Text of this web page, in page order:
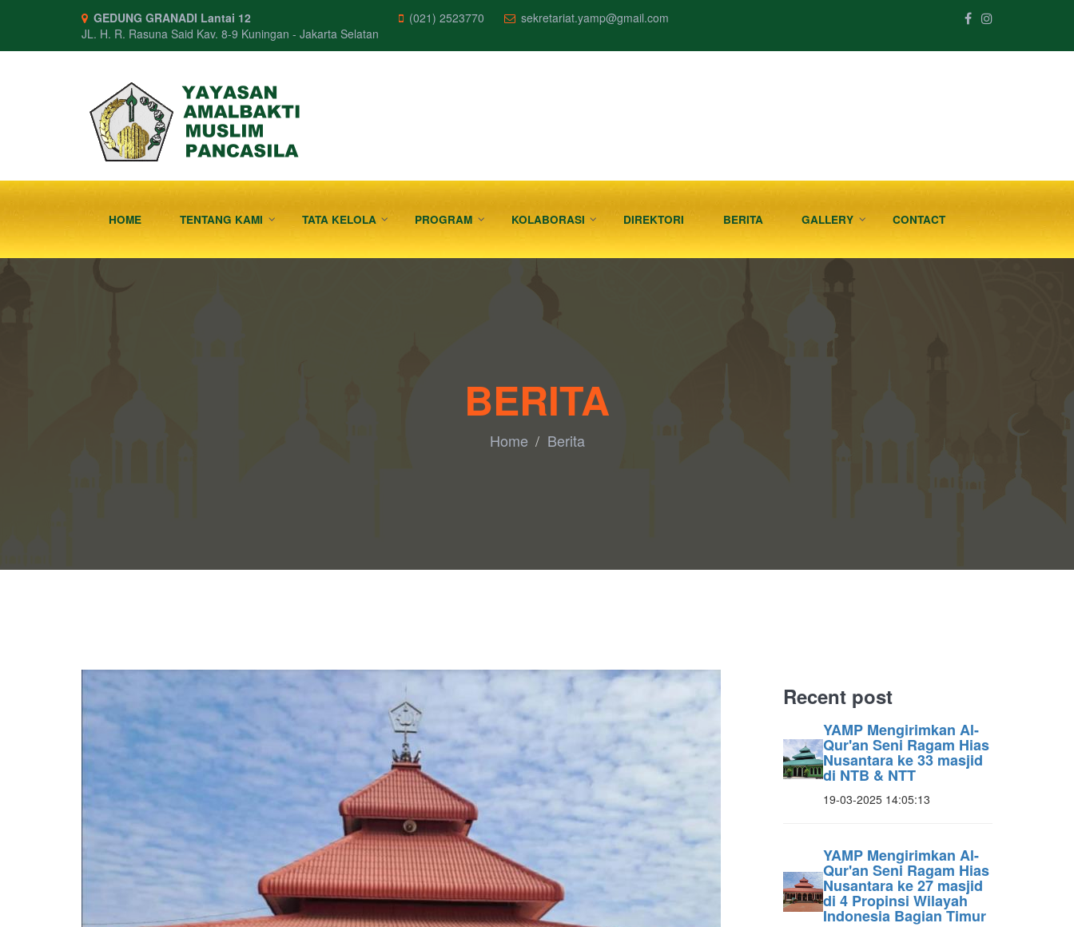
GEDUNG GRANADI Lantai 12
JL. H. R. Rasuna Said Kav. 8-9 Kuningan - Jakarta Selatan
(021) 2523770 sekretariat.yamp@gmail.com
HOME TENTANG KAMI TATA KELOLA PROGRAM KOLABORASI DIREKTORI BERITA GALLERY CONTACT
BERITA
Home Berita
Recent post
YAMP Mengirimkan Al-
Qur'an Seni Ragam Hias
Nusantara ke 33 masjid
di NTB & NTT
19-03-2025 14:05:13
YAMP Mengirimkan Al-
Qur'an Seni Ragam Hias
Nusantara ke 27 masjid
di 4 Propinsi Wilayah
Indonesia Bagian Timur